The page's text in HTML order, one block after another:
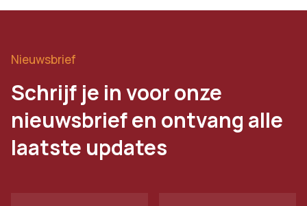
Nieuwsbrief
Schrijf je in voor onze
nieuwsbrief en ontvang alle
laatste updates